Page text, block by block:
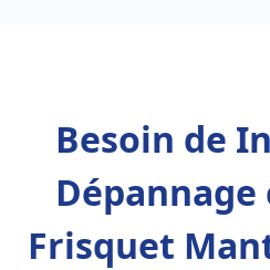
Besoin de
Frisquet